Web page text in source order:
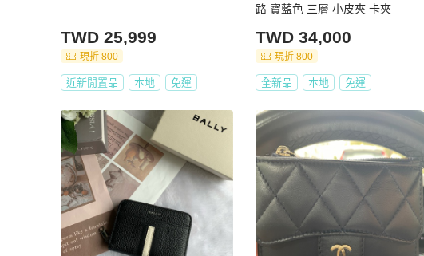
TWD 25,999
現折 800
近新閒置品 本地 免運
路 寶藍色 三層 小皮夾 卡夾
TWD 34,000
現折 800
全新品 本地 免運